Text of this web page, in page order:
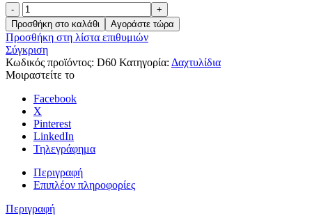
Like59
ποσότητα
Προσθήκη στο καλάθι Αγοράστε τώρα
Προσθήκη στη λίστα επιθυμιών
Σύγκριση
Κωδικός προϊόντος: D60 Κατηγορία: Δαχτυλίδια
Μοιραστείτε το
Facebook
X
Pinterest
LinkedIn
Τηλεγράφημα
Περιγραφή
Επιπλέον πληροφορίες
Περιγραφή